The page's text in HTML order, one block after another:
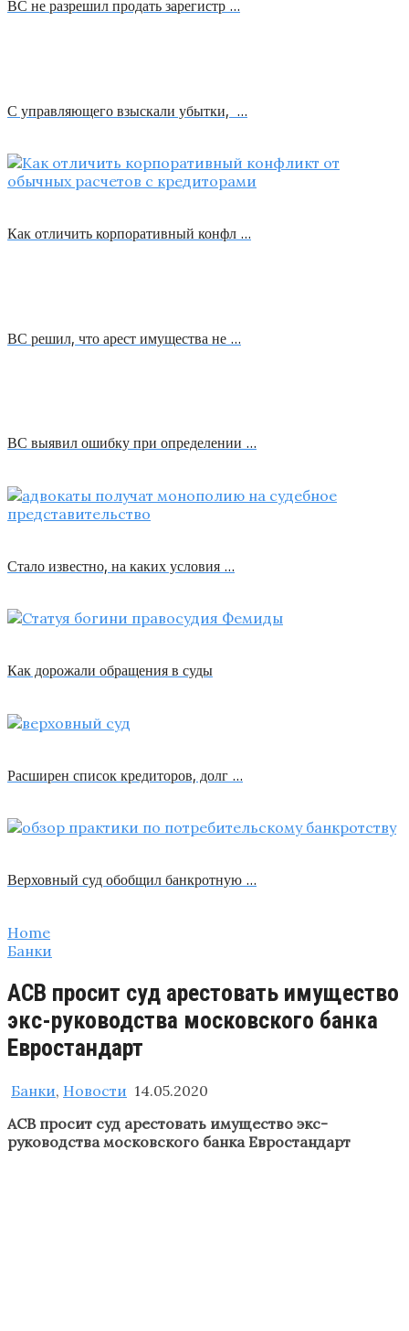
ВС не разрешил продать зарегистр …
С управляющего взыскали убытки, …
Как отличить корпоративный конфл …
ВС решил, что арест имущества не …
ВС выявил ошибку при определении …
Стало известно, на каких условия …
Как дорожали обращения в суды
Расширен список кредиторов, долг …
Верховный суд обобщил банкротную …
Home
Банки
АСВ просит суд арестовать имущество
экс-руководства московского банка
Евростандарт
Банки, Новости 14.05.2020
АСВ просит суд арестовать имущество экс-
руководства московского банка Евростандарт